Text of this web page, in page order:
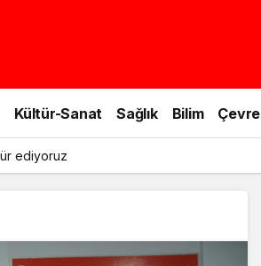
Kültür-Sanat Sağlık Bilim Çevre
ediyoruz